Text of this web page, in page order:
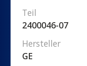
Teil
2400046-07
Hersteller
GE